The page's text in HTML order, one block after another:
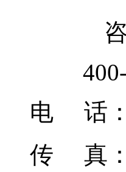
电 话：
传 真